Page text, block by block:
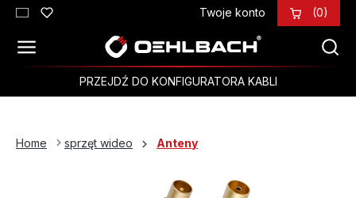
Przejdź do głównej zawartości Twoje konto (0)
PRZEJDŹ DO KONFIGURATORA KABLI
Home sprzęt wideo Anteny